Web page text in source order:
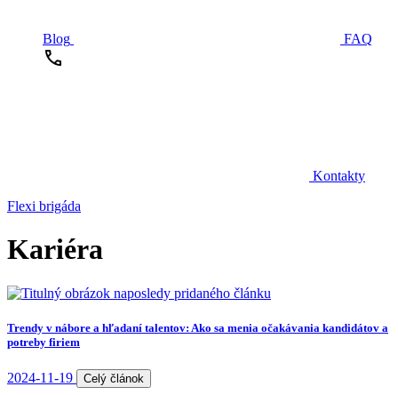
Blog FAQ
Kontakty
Flexi brigáda
Kariéra
Trendy v nábore a hľadaní talentov: Ako sa menia očakávania kandidátov a
potreby firiem
2024-11-19 Celý článok